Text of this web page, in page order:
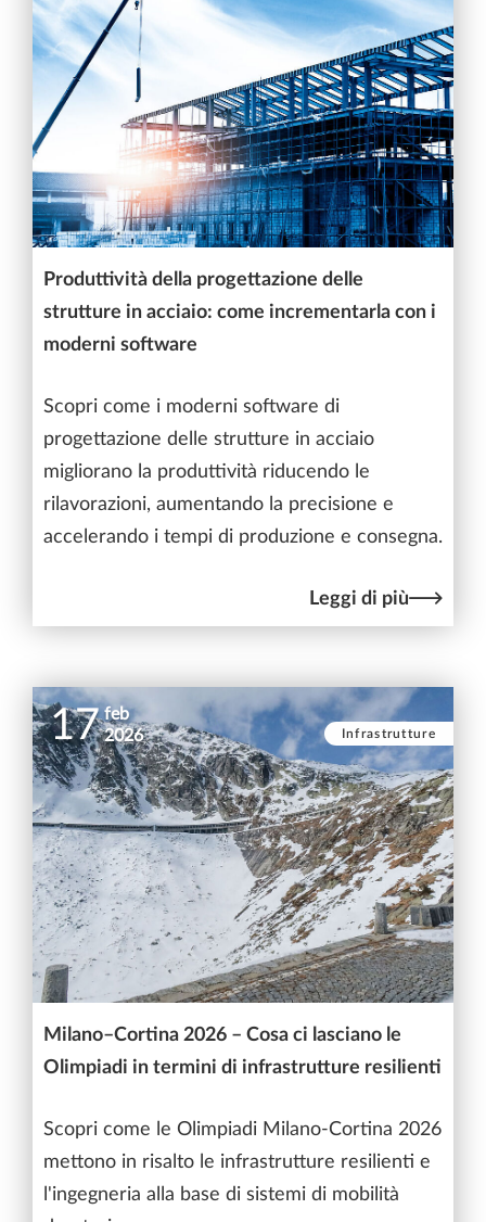
Produttività della progettazione delle
strutture in acciaio: come incrementarla con i
moderni software
Scopri come i moderni software di
progettazione delle strutture in acciaio
migliorano la produttività riducendo le
rilavorazioni, aumentando la precisione e
accelerando i tempi di produzione e consegna.
Leggi di più
17 feb
2026
Infrastrutture
Milano–Cortina 2026 – Cosa ci lasciano le
Olimpiadi in termini di infrastrutture resilienti
Scopri come le Olimpiadi Milano-Cortina 2026
mettono in risalto le infrastrutture resilienti e
l'ingegneria alla base di sistemi di mobilità